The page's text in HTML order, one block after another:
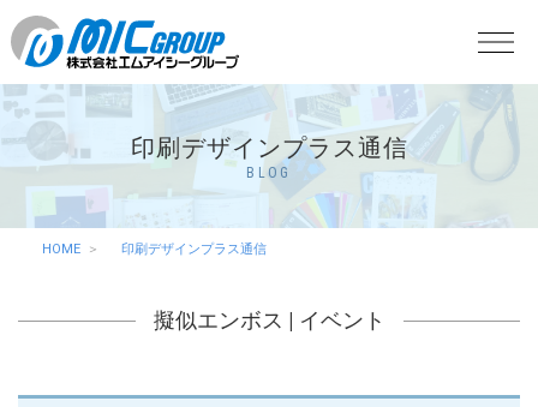
印刷デザインプラス通信
BLOG
HOME 印刷デザインプラス通信
擬似エンボス | イベント